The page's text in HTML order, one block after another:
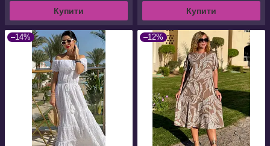
Купити Купити
–14% –12%